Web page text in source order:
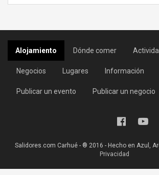
Alojamiento Dónde comer
Negocios Lugares Información
Publicar un evento Publicar un negocio
Salidores.com Carhué - ® 2016 - Hecho en Azul,
Privacidad